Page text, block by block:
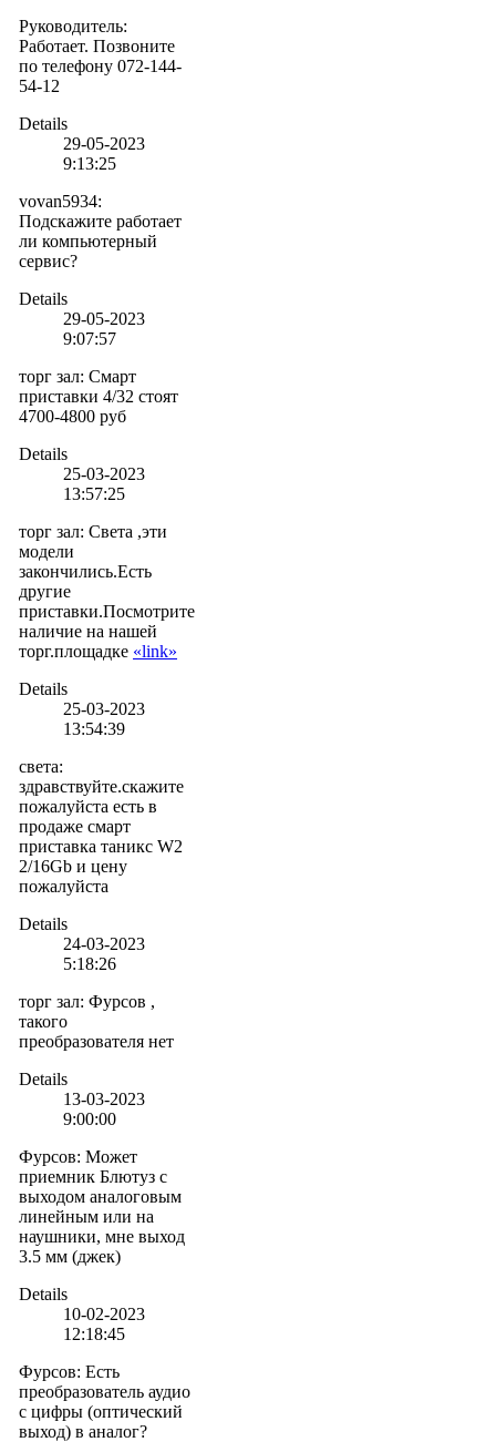
Руководитель:
Работает. Позвоните
по телефону 072-144-
54-12
Details
29-05-2023
9:13:25
vovan5934:
Подскажите работает
ли компьютерный
сервис?
Details
29-05-2023
9:07:57
торг зал: Смарт
приставки 4/32 стоят
4700-4800 руб
Details
25-03-2023
13:57:25
торг зал: Света ,эти
модели
закончились.Есть
другие
приставки.Посмотрите
наличие на нашей
торг.площадке «link»
Details
25-03-2023
13:54:39
света:
здравствуйте.скажите
пожалуйста есть в
продаже смарт
приставка таникс W2
2/16Gb и цену
пожалуйста
Details
24-03-2023
5:18:26
торг зал: Фурсов ,
такого
преобразователя нет
Details
13-03-2023
9:00:00
Фурсов: Может
приемник Блютуз с
выходом аналоговым
линейным или на
наушники, мне выход
3.5 мм (джек)
Details
10-02-2023
12:18:45
Фурсов: Есть
преобразователь аудио
с цифры (оптический
выход) в аналог?